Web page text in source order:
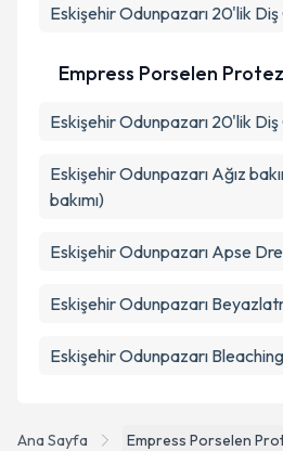
Ana Sayfa Empress Porselen
Eskişehir Odunpazarı 20'lik
Empress Porselen
Eskişehir Odunpazarı 20'lik
Eskişehir Odunpazarı Ağız
bakımı)
Eskişehir Odunpazarı Apse
Eskişehir Odunpazarı
Eskişehir Odunpazarı